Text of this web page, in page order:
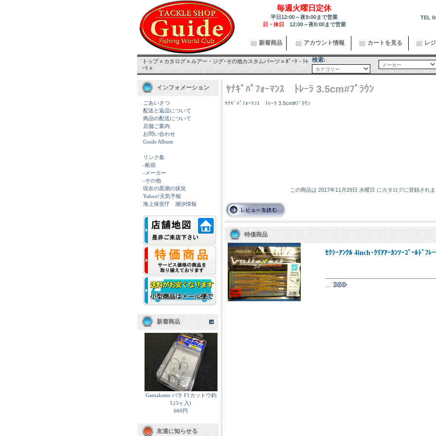
毎週火曜日定休
平日12:00～夜9:00まで営業
日・休日 12:00～夜8:00まで営業
TEL
新着商品 アカウント情報 カートを見る レ
トップ»カタログ»ルアー・ジグ･その他カスタムパーツ»ﾎﾟｰｸ・ﾄﾚ
ｰﾗ»
検索:
インフォメーション
ごあいさつ
配送と返品について
商品の配送について
店舗ご案内
お問い合わせ
Guide Album
リンク集
-船宿
-メーカー
-その他
現在の黒潮の状況
Yahoo!天気予報
海上保安庁 潮汐情報
新着商品
Gamakatsu バラ F1カットウ鈎
L(3ヶ入)
660円
友達に知らせる
ﾔﾅｷﾞﾊﾟﾌｫｰﾏﾝｽ ﾄﾚｰﾗ 3.5cm#ﾌﾞﾗｳﾝ
ﾔﾅｷﾞﾊﾟﾌｫｰﾏﾝｽ ﾄﾚｰﾗ 3.5cm#ﾌﾞﾗｳﾝ
この商品は 2017年11月29日 水曜日 にカタログに登録されま
特価商品
ｾｸｼｰｱﾝｸﾙ 4inch･ｸﾘｱｱｰｶﾝｿｰｺﾞｰﾙﾄﾞﾌﾚ